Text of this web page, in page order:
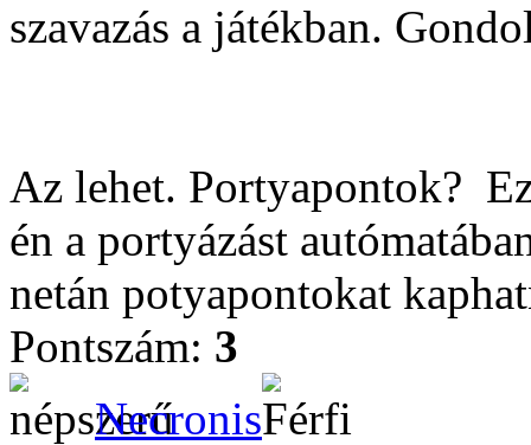
szavazás a játékban.
Az lehet. Portyapontok?
én a portyázást
netán potyapontokat
Pontszám: 3
Necronis